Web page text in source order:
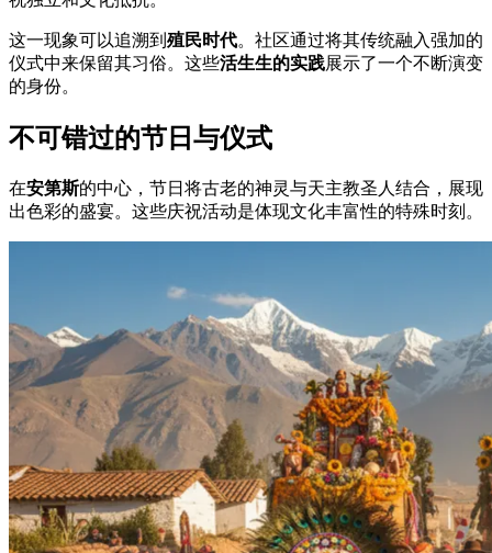
这一现象可以追溯到 殖民时代。社区通过将其传统融入强加的
仪式中来保留其习俗。这些活生生的实践展示了一个不断演变
的身份。
不可错过的节日与仪式
在安第斯的中心，节日将古老的神灵与天主教圣人结合，展现
出色彩的盛宴。这些庆祝活动是体现文化丰富性的特殊时刻。